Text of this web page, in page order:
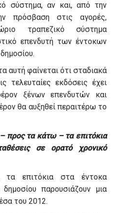
σύστημα, αν και, από την
πρόσβαση στις αγορές,
τραπεζικό σύστημα
επενδυτή των έντοκων
αυτή φαίνεται ότι σταδιακά
τελευταίες εκδόσεις έχει
ξένων επενδυτών και
θα αυξηθεί περαιτέρω το
προς τα κάτω – τα επιτόκια
σε ορατό χρονικό
επιτόκια στα έντοκα
παρουσιάζουν μια
του 2012.